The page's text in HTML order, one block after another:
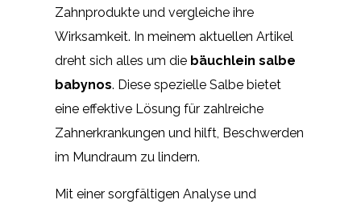
Zahnprodukte und vergleiche ihre
Wirksamkeit. In meinem aktuellen Artikel
dreht sich alles um die bäuchlein salbe
babynos. Diese spezielle Salbe bietet
eine effektive Lösung für zahlreiche
Zahnerkrankungen und hilft, Beschwerden
im Mundraum zu lindern.
Mit einer sorgfältigen Analyse und